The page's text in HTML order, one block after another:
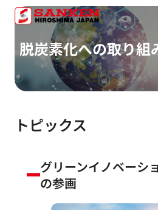
脱炭素化への取り組
トピックス
グリーンイノベーシ
の参画